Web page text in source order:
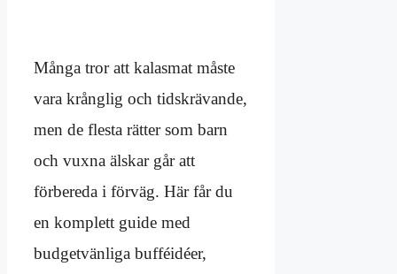
Många tror att kalasmat måste
vara krånglig och tidskrävande,
men de flesta rätter som barn
och vuxna älskar går att
förbereda i förväg. Här får du
en komplett guide med
budgetvänliga bufféidéer,